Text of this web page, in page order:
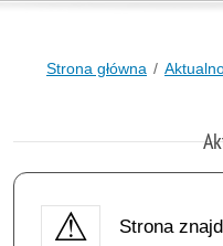
Strona główna
Strona